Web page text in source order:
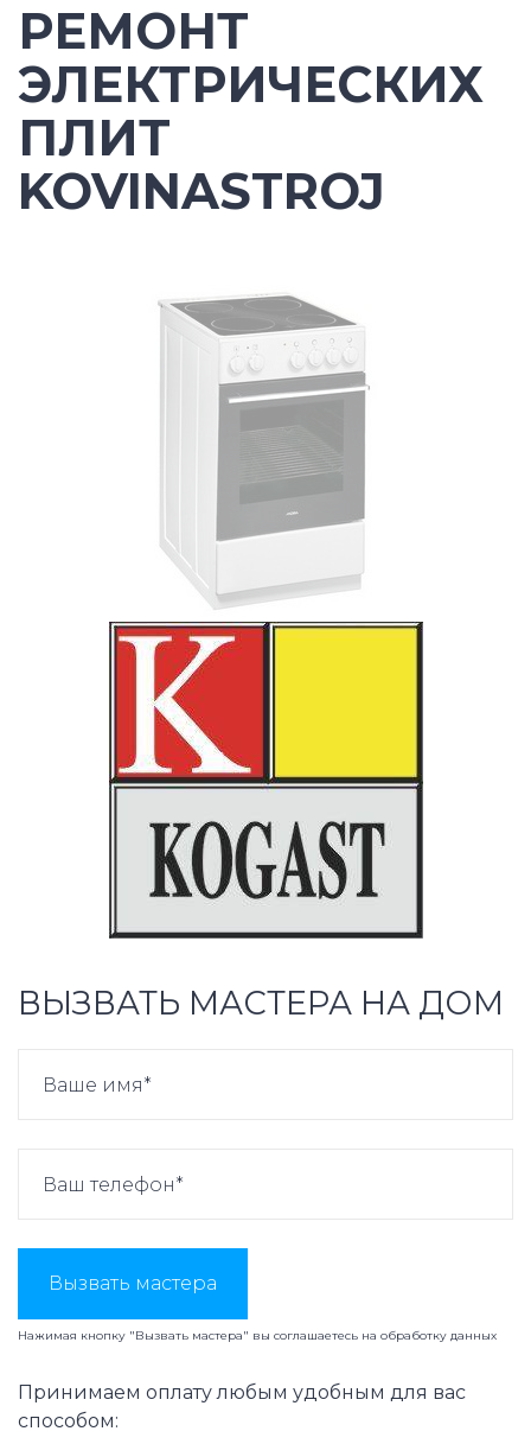
РЕМОНТ
ЭЛЕКТРИЧЕСКИХ
ПЛИТ
KOVINASTROJ
ВЫЗВАТЬ МАСТЕРА НА ДОМ
Вызвать мастера
Нажимая кнопку "Вызвать мастера" вы соглашаетесь на обработку данных
Принимаем оплату любым удобным для вас
способом: